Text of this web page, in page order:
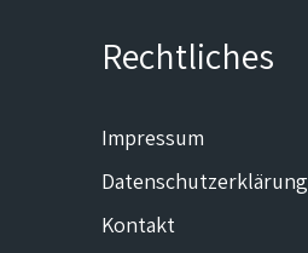
Rechtliches
Impressum
Datenschutzerklärung
Kontakt